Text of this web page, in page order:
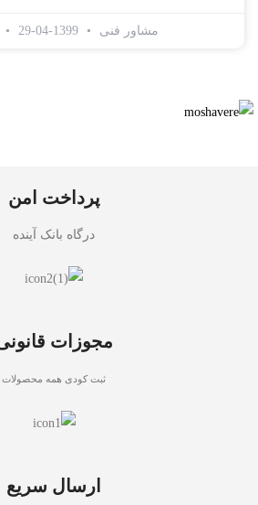
مشاور فنی
پرداخت امن
درگاه بانک آینده
مجوزات
ثبت کودی همه محصولات
ارسال سریع